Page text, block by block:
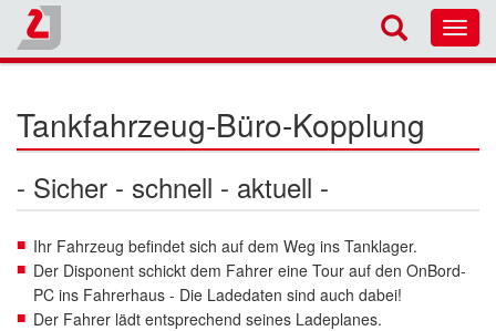
Tankfahrzeug-Büro-Kopplung
- Sicher - schnell - aktuell -
Ihr Fahrzeug befindet sich auf dem Weg ins Tanklager.
Der Disponent schickt dem Fahrer eine Tour auf den OnBord-
PC ins Fahrerhaus - Die Ladedaten sind auch dabei!
Der Fahrer lädt entsprechend seines Ladeplanes.